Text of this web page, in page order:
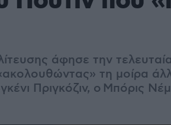
άφησε την
τη μοίρα
Πριγκόζιν, ο Μπόρις